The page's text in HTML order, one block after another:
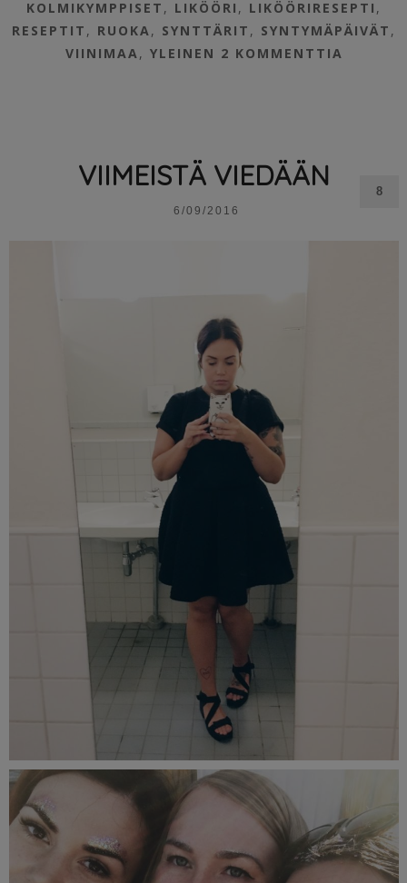
KOLMIKYMPPISET , LIKÖÖRI , LIKÖÖRIRESEPTI ,
RESEPTIT , RUOKA, SYNTTÄRIT , SYNTYMÄPÄIVÄT ,
VIINIMAA, YLEINEN 2 KOMMENTTIA
VIIMEISTÄ VIEDÄÄN
6/09/2016
8